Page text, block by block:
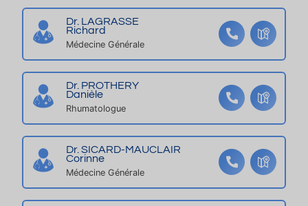
e
nt
re
Vi
ll
e
D
a
x,
a
v
e
rk
in
g
Dr. LAGRASSE
Richard
Médecine Générale
Dr. PROTHERY
Danièle
Rhumatologue
Dr. SICARD-MAUCLAIR
Corinne
Médecine Générale